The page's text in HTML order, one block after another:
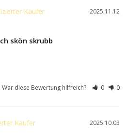
2025.11.12
skön skrubb
War diese Bewertung hilfreich? 0 0
2025.10.03